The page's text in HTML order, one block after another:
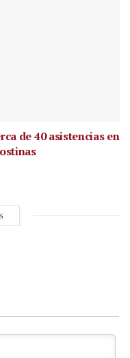
de 40 asistencias en